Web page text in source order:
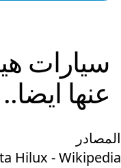
سيارات
عنها ايضا..
المصادر
Hilux - Wikipedia